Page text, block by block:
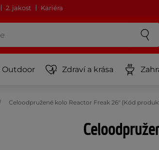
2. jakost Kariéra
Outdoor Zdraví a krása
Celoodpružené kolo Reactor Freak 26" (Kód